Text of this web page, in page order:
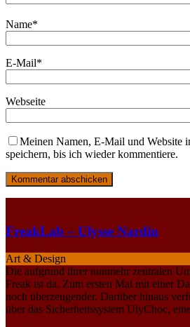
Name*
E-Mail*
Webseite
Meinen Namen, E-Mail und Website
speichern, bis ich wieder kommentiere.
FreakLab – Ulysse Nardin
Art & Design
Die aufgrund ihrer nunmehr zentralen
Freak ist da. Zum ersten Mal mit einer
noch überzeugender. Darüber hinaus
über das Sicherheitssystem UlyChoc,